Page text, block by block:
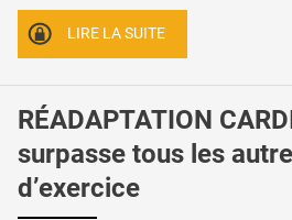
LIRE LA SUITE
RÉADAPTATION
surpasse tous les
d’exercice